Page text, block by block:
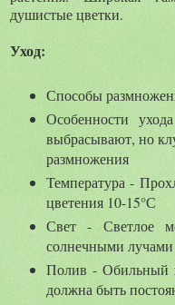
душистые цветки.
Уход:
Способы
Особенности
выбрасывают, но
размножения
Температура -
цветения 10-15°С
Свет - Светлое
солнечными лучами
Полив - Обильный
должна быть